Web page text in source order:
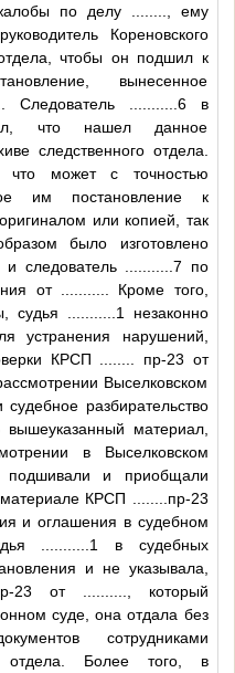
по делу
, ему
Кореновского
чтобы он подшил к
вынесенное
. Следователь ...........6в
что нашел данное
следственного отдела.
что может с точностью
им постановление к
или копией, так
было изготовлено
и следователь
...........7 по
от
. Кроме того,
судья
...........1
незаконно
устранения нарушений,
КРСП
пр-23 от
Выселковском
судебное разбирательство
материал,
в Выселковском
подшивали и приобщали
КРСП
пр-23
и оглашения в судебном
...........1
в судебных
и не указывала,
23 от
, который
суде, она отдала без
сотрудниками
отдела. Более того, в